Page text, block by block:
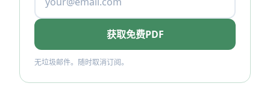
获取免费PDF
无垃圾邮件。随时取消订阅。